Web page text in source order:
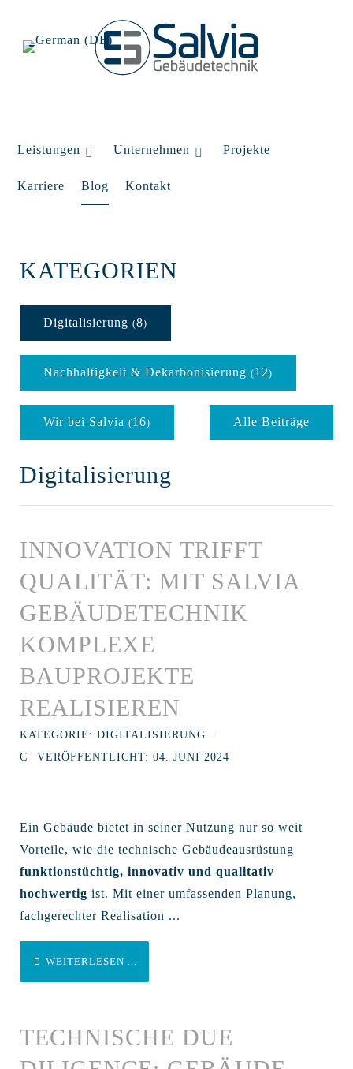
Leistungen Unternehmen Projekte
Karriere Blog Kontakt
KATEGORIEN
Digitalisierung (8)
Nachhaltigkeit & Dekarbonisierung (12)
Wir bei Salvia (16) Alle Beiträge
Digitalisierung
INNOVATION TRIFFT
QUALITÄT: MIT SALVIA
GEBÄUDETECHNIK
KOMPLEXE
BAUPROJEKTE
REALISIEREN
KATEGORIE: DIGITALISIERUNG
VERÖFFENTLICHT: 04. JUNI 2024
Ein Gebäude bietet in seiner Nutzung nur so weit
Vorteile, wie die technische Gebäudeausrüstung
funktionstüchtig, innovativ und qualitativ
hochwertig ist. Mit einer umfassenden Planung,
fachgerechter Realisation ...
WEITERLESEN ...
TECHNISCHE DUE